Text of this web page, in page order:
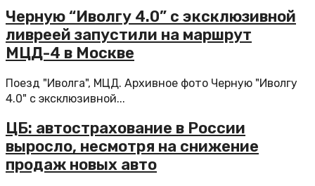
Черную “Иволгу 4.0” с эксклюзивной
ливреей запустили на маршрут
МЦД-4 в Москве
Поезд "Иволга", МЦД. Архивное фото Черную "Иволгу
4.0" с эксклюзивной...
ЦБ: автострахование в России
выросло, несмотря на снижение
продаж новых авто